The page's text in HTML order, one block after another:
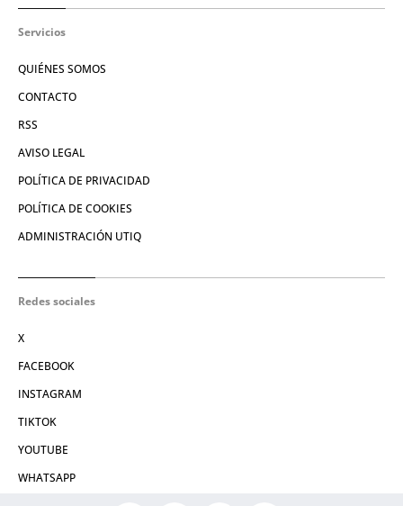
Servicios
QUIÉNES SOMOS
CONTACTO
RSS
AVISO LEGAL
POLÍTICA DE PRIVACIDAD
POLÍTICA DE COOKIES
ADMINISTRACIÓN UTIQ
Redes sociales
X
FACEBOOK
INSTAGRAM
TIKTOK
YOUTUBE
WHATSAPP